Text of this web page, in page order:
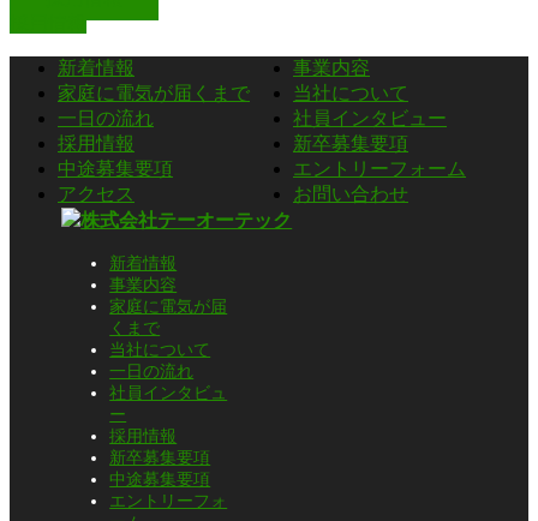
新着情報
事業内容
家庭に電気が届くまで
当社について
一日の流れ
社員インタビュー
採用情報
新卒募集要項
中途募集要項
エントリーフォーム
アクセス
お問い合わせ
新着情報
事業内容
家庭に電気が届
くまで
当社について
一日の流れ
社員インタビュ
ー
採用情報
新卒募集要項
中途募集要項
エントリーフォ